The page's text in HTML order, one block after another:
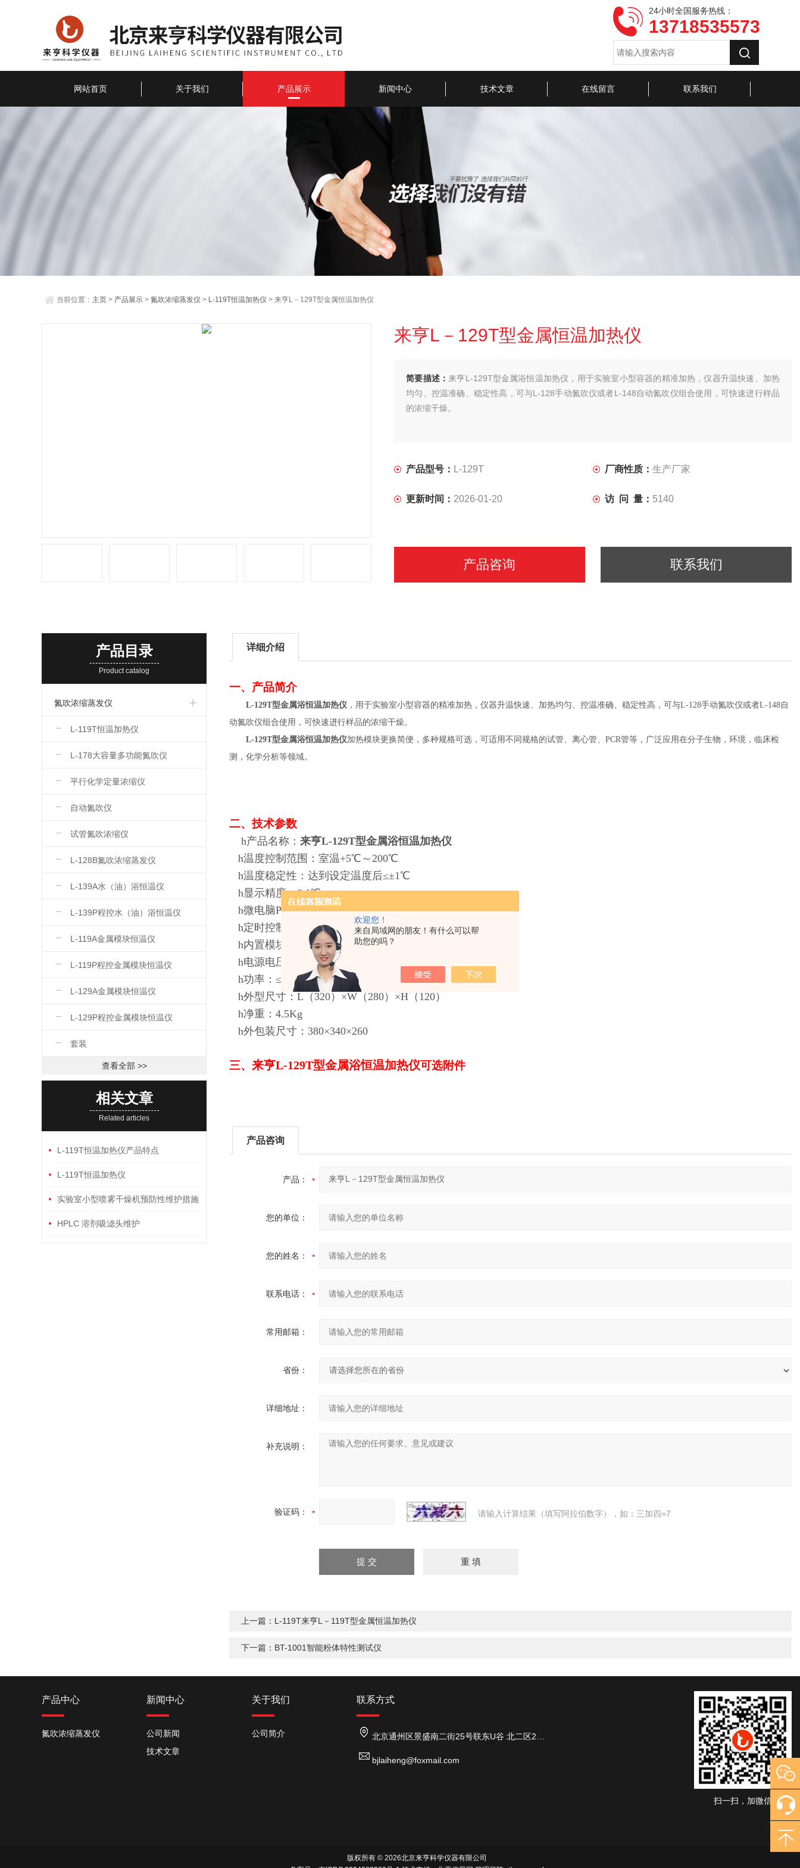
欢迎您！
来自局域网的朋友！有什么可以帮
助您的吗？
24小时全国服务热线：
13718535573
网站首页 关于我们 产品展示 新闻中心 技术文章 在线留言 联系我们
当前位置： 主页 > 产品展示 > 氮吹浓缩蒸发仪 > L-119T恒温加热仪 > 来亨L－129T型金属恒温加热仪
来亨L－129T型金属恒温加热仪
简要描述： 来亨L-129T型金属浴恒温加热仪，用于实验室小型容器的精准加热，仪器升温快速、加热
均匀、控温准确、稳定性高，可与L-128手动氮吹仪或者L-148自动氮吹仪组合使用，可快速进行样品
的浓缩干燥。
产品型号： L-129T 厂商性质：生产厂家
更新时间： 2026-01-20 访 问 量： 5140
产品咨询 联系我们
产品目录
Product catalog
氮吹浓缩蒸发仪
L-119T恒温加热仪
L-178大容量多功能氮吹仪
平行化学定量浓缩仪
自动氮吹仪
试管氮吹浓缩仪
L-128B氮吹浓缩蒸发仪
L-139A水（油）浴恒温仪
L-139P程控水（油）浴恒温仪
L-119A金属模块恒温仪
L-119P程控金属模块恒温仪
L-129A金属模块恒温仪
L-129P程控金属模块恒温仪
套装
查看全部 >>
相关文章
Related articles
L-119T恒温加热仪产品特点
L-119T恒温加热仪
实验室小型喷雾干燥机预防性维护措施
HPLC 溶剂吸滤头维护
详细介绍
一、产品简介
L-129T型金属浴恒温加热仪 ，用于实验室小型容器的精准加热，仪器升温快速、加热均匀、控温准确、稳定性高，可与L-128手动氮吹仪或者L-148自
动氮吹仪组合使用，可快速进行样品的浓缩干燥。
L-129T型金属浴恒温加热仪加热模块更换简便，多种规格可选，可适用不同规格的试管、离心管、PCR管等，广泛应用在分子生物，环境，临床检
测，化学分析等领域。
二、技术参数
h产品名称： 来亨L-129T型金属浴恒温加热仪
h温度控制范围：室温+5℃～200℃
h温度稳定性：达到设定温度后≤±1℃
h显示精度：0.1℃
h微电脑PID智能控制，液晶显示
h定时控制：99小时99分钟
h内置模块数：2块
h电源电压：220V/50HZ
h功率：≤600W
h外型尺寸：L（320）×W（280）×H（120）
h净重：4.5Kg
h外包装尺寸：380×340×260
三、 来亨L-129T型金属浴恒温加热仪可选附件
产品咨询
产品：
您的单位：
您的姓名：
联系电话：
常用邮箱：
省份：
详细地址：
补充说明：
验证码： 请输入计算结果（填写阿拉伯数字），如：三加四=7
上一篇： L-119T来亨L－119T型金属恒温加热仪
下一篇： BT-1001智能粉体特性测试仪
产品中心
氮吹浓缩蒸发仪
新闻中心
公司新闻
技术文章
关于我们
公司简介
联系方式
北京通州区景盛南二街25号联东U谷 北二区26号楼
bjlaiheng@foxmail.com
扫一扫，加微信
版权所有 © 2026北京来亨科学仪器有限公司